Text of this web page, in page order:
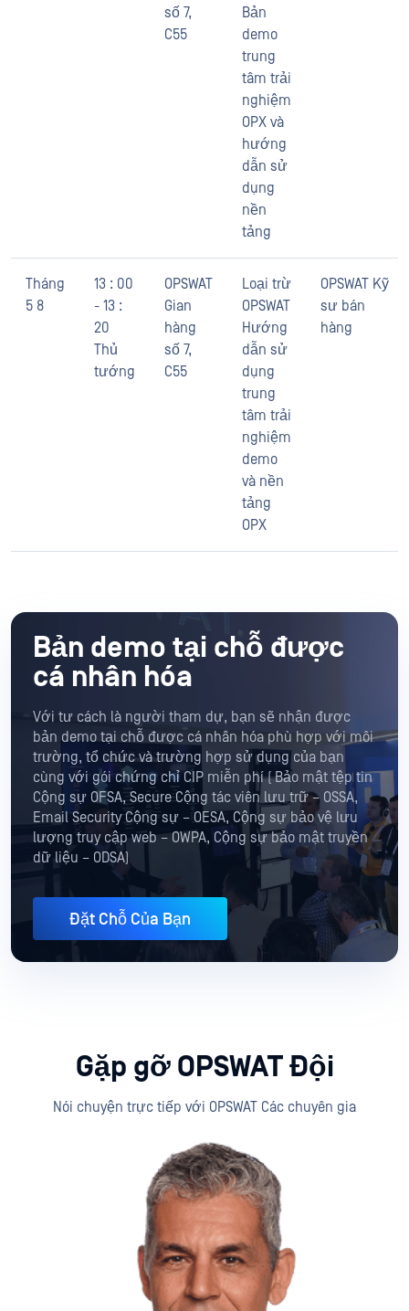
số 7,
C55
Bản
demo
trung
tâm trải
nghiệm
OPX và
hướng
dẫn sử
dụng
nền
tảng
Tháng
5 8
13 : 00
- 13 :
20
Thủ
tướng
OPSWAT
Gian
hàng
số 7,
C55
Loại trừ
OPSWAT
Hướng
dẫn sử
dụng
trung
tâm trải
nghiệm
demo
và nền
tảng
OPX
OPSWAT Kỹ
sư bán
hàng
Bản demo tại chỗ được
cá nhân hóa
Với tư cách là người tham dự, bạn sẽ nhận được
bản demo tại chỗ được cá nhân hóa phù hợp với môi
trường, tổ chức và trường hợp sử dụng của bạn
cùng với gói chứng chỉ CIP miễn phí ( Bảo mật tệp tin
Cộng sự OFSA, Secure Cộng tác viên lưu trữ – OSSA,
Email Security Cộng sự – OESA, Cộng sự bảo vệ lưu
lượng truy cập web – OWPA, Cộng sự bảo mật truyền
dữ liệu – ODSA)
Đặt Chỗ Của Bạn
Gặp gỡ OPSWAT Đội
Nói chuyện trực tiếp với OPSWAT Các chuyên gia